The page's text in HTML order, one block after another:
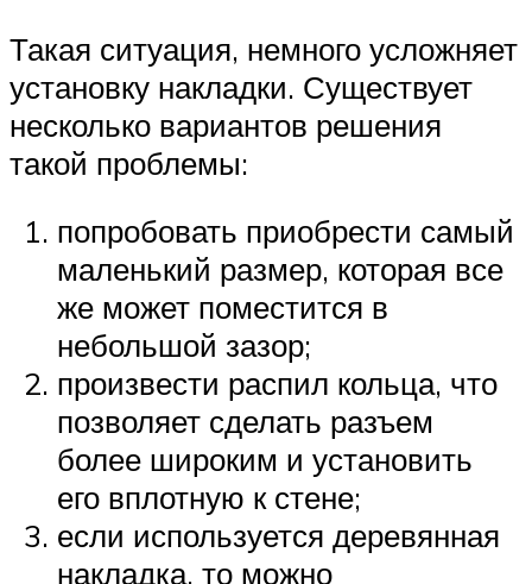
Такая ситуация, немного усложняет
установку накладки. Существует
несколько вариантов решения
такой проблемы:
попробовать приобрести самый
маленький размер, которая все
же может поместится в
небольшой зазор;
произвести распил кольца, что
позволяет сделать разъем
более широким и установить
его вплотную к стене;
если используется деревянная
накладка, то можно